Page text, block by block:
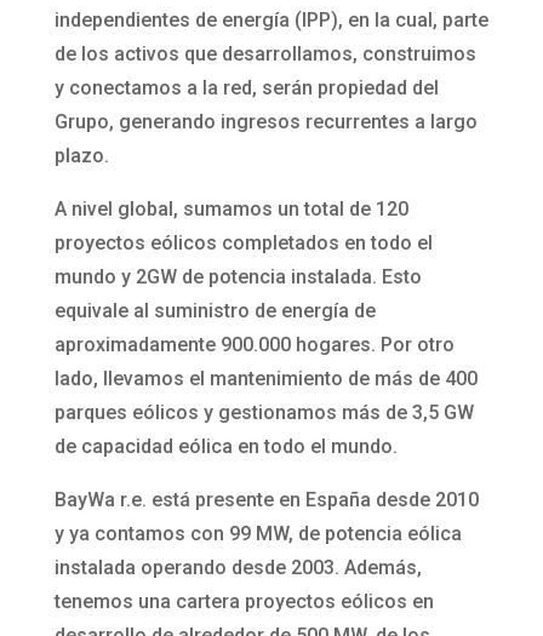
independientes de energía (IPP), en la cual, parte
de los activos que desarrollamos, construimos
y conectamos a la red, serán propiedad del
Grupo, generando ingresos recurrentes a largo
plazo.
A nivel global, sumamos un total de 120
proyectos eólicos completados en todo el
mundo y 2GW de potencia instalada. Esto
equivale al suministro de energía de
aproximadamente 900.000 hogares. Por otro
lado, llevamos el mantenimiento de más de 400
parques eólicos y gestionamos más de 3,5 GW
de capacidad eólica en todo el mundo.
BayWa r.e. está presente en España desde 2010
y ya contamos con 99 MW, de potencia eólica
instalada operando desde 2003. Además,
tenemos una cartera proyectos eólicos en